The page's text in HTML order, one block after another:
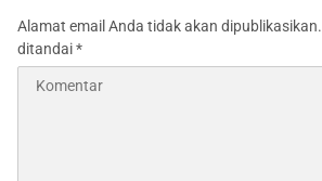
Alamat email Anda tidak akan dipublikasikan.
ditandai*